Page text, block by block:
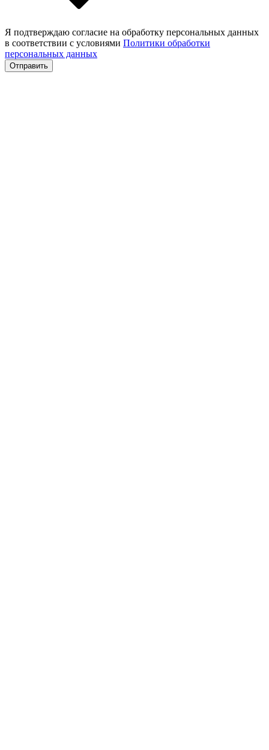
Я подтверждаю согласие на обработку персональных данных
в соответствии с условиями Политики обработки
персональных данных
Отправить